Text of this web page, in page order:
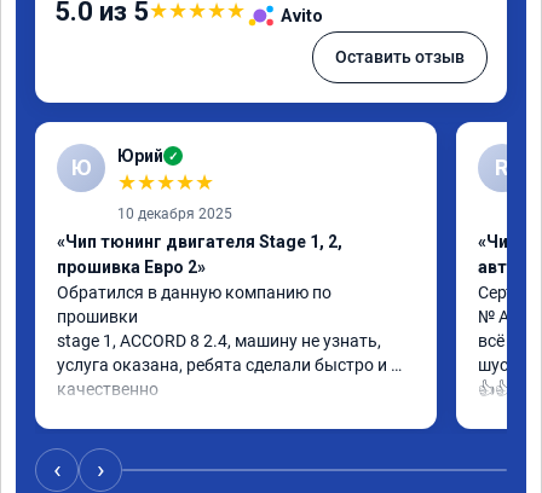
5.0 из 5★★★★★ Avito
Оставить отзыв
Ю Юрий ✓
★★★★★
10 декабря 2025
«Чип тюнинг двигателя Stage 1, 2,
прошивка Евро 2»
Обратился в данную компанию по
прошивки
stage 1, ACCORD 8 2.4, машину не узнать,
услуга оказана, ребята сделали быстро и
качественно
R
«Чип
№
всё
👍👍
‹ ›